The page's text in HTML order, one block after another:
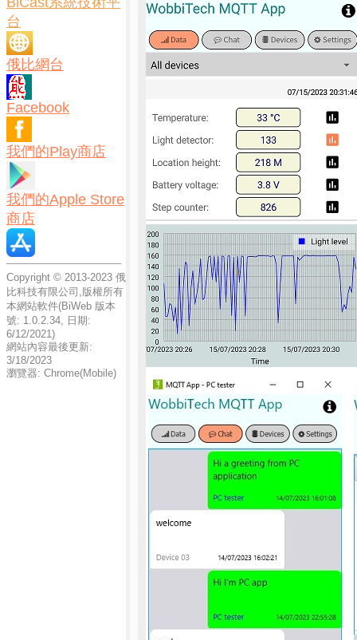
台
俄比網台
Facebook
我們的Play商店
我們的Apple Store
商店
Copyright © 2013-2023 俄
比科技有限公司,版權所有
本網站軟件(BiWeb 版本
號: 1.0.2.34, 日期:
6/12/2021)
網站內容最後更新:
3/18/2023
瀏覽器: Chrome(Mobile)